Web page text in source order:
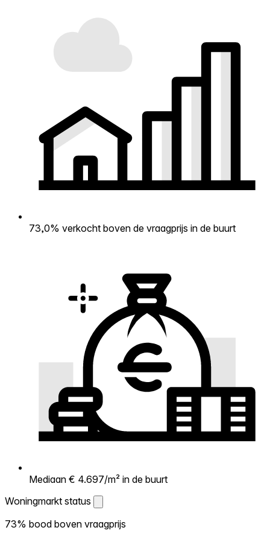
73,0% verkocht boven de vraagprijs in de buurt
Mediaan € 4.697/m² in de buurt
Woningmarkt status
Woningmarkt status
73% bood boven vraagprijs